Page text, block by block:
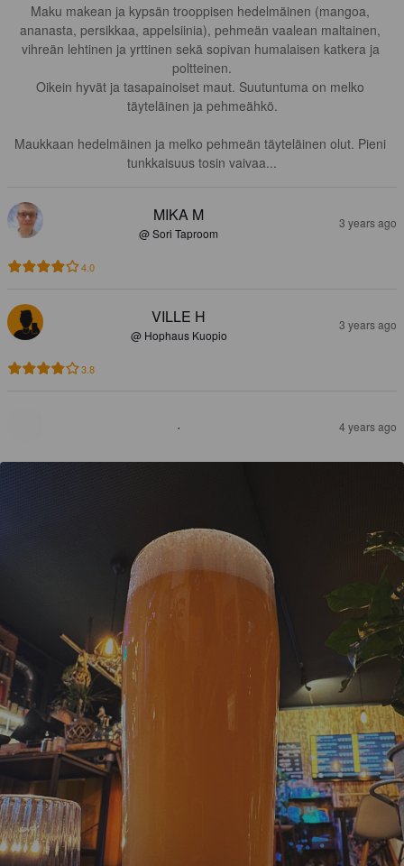
Maku makean ja kypsän trooppisen hedelmäinen (mangoa,
ananasta, persikkaa, appelsiinia), pehmeän vaalean maltainen,
vihreän lehtinen ja yrttinen sekä sopivan humalaisen katkera ja
poltteinen.
Oikein hyvät ja tasapainoiset maut. Suutuntuma on melko
täyteläinen ja pehmeähkö.
Maukkaan hedelmäinen ja melko pehmeän täyteläinen olut. Pieni
tunkkaisuus tosin vaivaa...
MIKA M
@ Sori Taproom
3 years ago
4.0
VILLE H
@ Hophaus Kuopio
3 years ago
3.8
· 4 years ago